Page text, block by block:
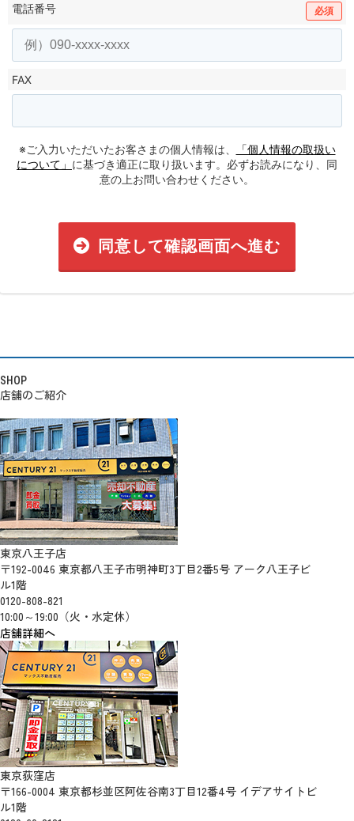
電話番号 必須
FAX
※ご入力いただいたお客さまの個人情報は、
「個人情報の取扱い
について」 に基づき適正に取り扱います。必ずお読みになり、同
意の上お問い合わせください。
同意して確認画面へ進む
SHOP
店舗のご紹介
東京八王子店
〒192-0046 東京都八王子市明神町3丁目2番5号 アーク八王子ビ
ル1階
0120-808-821
10:00～19:00（火・水定休）
店舗詳細へ
東京荻窪店
〒166-0004 東京都杉並区阿佐谷南3丁目12番4号 イデアサイトビ
ル1階